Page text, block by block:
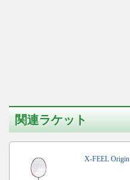
関連ラケット
X-FEEL Origin